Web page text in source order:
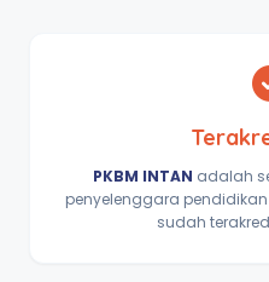
PKBM INTAN adalah
penyelenggara
sudah